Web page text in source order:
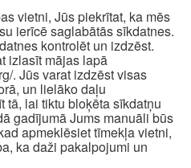
vietni, Jūs piekrītat, ka mēs
ierīcē saglabātās sīkdatnes.
kontrolēt un izdzēst.
izlasīt mājas lapā
. Jūs varat izdzēst visas
un lielāko daļu
tā, lai tiktu bloķēta sīkdatņu
gadījumā Jums manuāli būs
apmeklēsiet tīmekļa vietni,
ka daži pakalpojumi un